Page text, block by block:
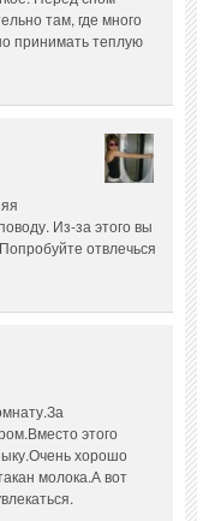
там, где много
принимать теплую
Из-за этого вы
отвлечься
этого
хорошо
молока.А вот